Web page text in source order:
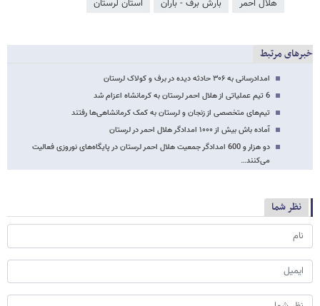
هلال احمر بارش برف - باران استان لرستان
خبرهای مرتبط
امدادرسانی به ۳۰۶ حادثه دیده در برف و کولاک لرستان
6 تیم عملیاتی از هلال احمر لرستان به کرمانشاه اعزام شد
تیم‌های متخصصی از زنجان و لرستان به کمک کرمانشاهی‌ها رفتند
آماده باش بیش از ۱۰۰۰ امدادگر هلال احمر در لرستان
دو هزار و 600 امدادگر جمعیت هلال احمر لرستان در پایگاه‌های نوروزی فعالیت
می‌کنند…
نظر شما